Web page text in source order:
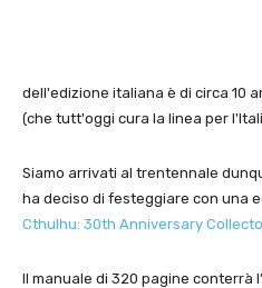
dell'edizione italiana è di circa 10
(che tutt'oggi cura la linea per
Siamo arrivati al trentennale
ha deciso di festeggiare con una
Cthulhu: 30th Anniversary
Il manuale di 320 pagine conterrà